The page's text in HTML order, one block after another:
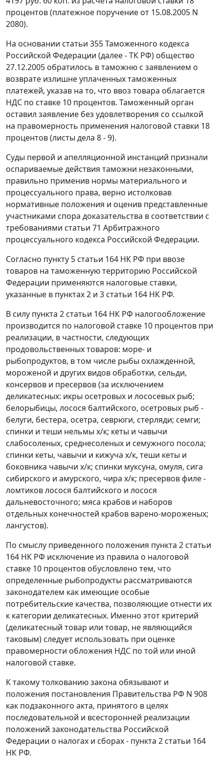
процентов (платежное поручение от 15.08.2005 N
2080).
На основании статьи 355Таможенного кодекса
Российской Федерации (далее - ТК РФ) общество
27.12.2005 обратилось в таможню с заявлением о
возврате излишне уплаченных таможенных
платежей, указав на то, что ввоз товара облагается
НДС по ставке 10 процентов. Таможенный орган
оставил заявление без удовлетворения со ссылкой
на правомерность применения налоговой ставки 18
процентов (листы дела 8 - 9).
Суды первой и апелляционной инстанций признали
оспариваемые действия таможни незаконными,
правильно применив нормы материального и
процессуального права, верно истолковав
нормативные положения и оценив представленные
участниками спора доказательства в соответствии с
требованиями статьи 71 Арбитражного
процессуального кодекса Российской Федерации.
Согласно пункту 5 статьи 164 НК РФ при ввозе
товаров на таможенную территорию Российской
Федерации применяются налоговые ставки,
указанные в пунктах 2 и 3 статьи 164 НК РФ.
В силу пункта 2 статьи 164 НК РФ налогообложение
производится по налоговой ставке 10 процентов при
реализации, в частности, следующих
продовольственных товаров: море- и
рыбопродуктов, в том числе рыбы охлажденной,
мороженой и других видов обработки, сельди,
консервов и пресервов (за исключением
деликатесных: икры осетровых и лососевых рыб;
белорыбицы, лосося балтийского, осетровых рыб -
белуги, бестера, осетра, севрюги, стерляди; семги;
спинки и теши нельмы х/к; кеты и чавычи
слабосоленых, среднесоленых и семужного посола;
спинки кеты, чавычи и кижуча х/к, теши кеты и
боковника чавычи х/к; спинки муксуна, омуля, сига
сибирского и амурского, чира х/к; пресервов филе -
ломтиков лосося балтийского и лосося
дальневосточного; мяса крабов и наборов
отдельных конечностей крабов варено-мороженых;
лангустов).
По смыслу приведенного положения пункта 2 статьи
164 НК РФ исключение из правила о налоговой
ставке 10 процентов обусловлено тем, что
определенные рыбопродукты рассматриваются
законодателем как имеющие особые
потребительские качества, позволяющие отнести их
к категории деликатесных. Именно этот критерий
(деликатесный товар или товар, не являющийся
таковым) следует использовать при оценке
правомерности обложения НДС по той или иной
налоговой ставке.
К такому толкованию закона обязывают и
положения постановления Правительства РФ N 908
как подзаконного акта, принятого в целях
последовательной и всесторонней реализации
положений законодательства Российской
Федерации о налогах и сборах - пункта 2 статьи 164
НК РФ.